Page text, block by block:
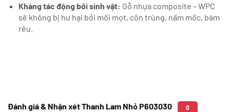
Kháng tác động bởi sinh vật: Gỗ nhựa composite – WPC
sẽ không bị hư hại bởi mối mọt, côn trùng, nấm mốc, bám
rêu.
Đánh giá & Nhận xét Thanh Lam Nhỏ P603030 0